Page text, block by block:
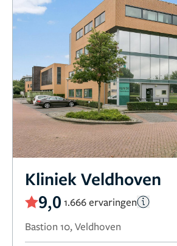
Kliniek Veldhoven
9,0 1.666 ervaringen
Bastion 10, Veldhoven